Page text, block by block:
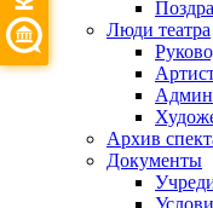
Люди театра
Архив
Документы